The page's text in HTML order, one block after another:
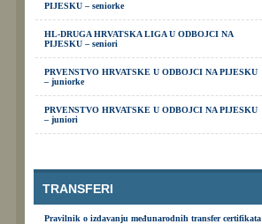
PIJESKU – seniorke
HL-DRUGA HRVATSKA LIGA U ODBOJCI NA
PIJESKU – seniori
PRVENSTVO HRVATSKE U ODBOJCI NA PIJESKU
– juniorke
PRVENSTVO HRVATSKE U ODBOJCI NA PIJESKU
– juniori
TRANSFERI
Pravilnik o izdavanju međunarodnih transfer certifikata